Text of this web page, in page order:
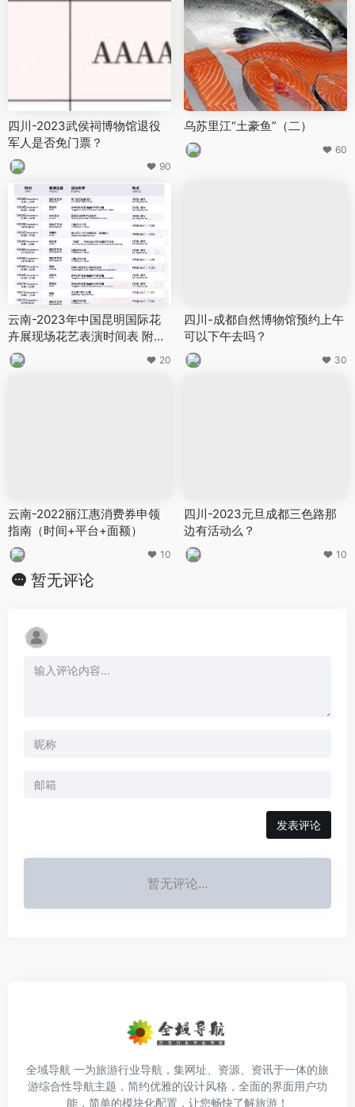
四川-2023武侯祠博物馆退役
军人是否免门票？
90
乌苏里江“土豪鱼”（二）
60
云南-2023年中国昆明国际花
卉展现场花艺表演时间表 附地
点
20
四川-成都自然博物馆预约上午
可以下午去吗？
30
云南-2022丽江惠消费券申领
指南（时间+平台+面额）
10
四川-2023元旦成都三色路那
边有活动么？
10
暂无评论
发表评论
暂无评论...
全域导航 一为旅游行业导航，集网址、资源、资讯于一体的旅
游综合性导航主题，简约优雅的设计风格，全面的界面用户功
能，简单的模块化配置，让您畅快了解旅游！